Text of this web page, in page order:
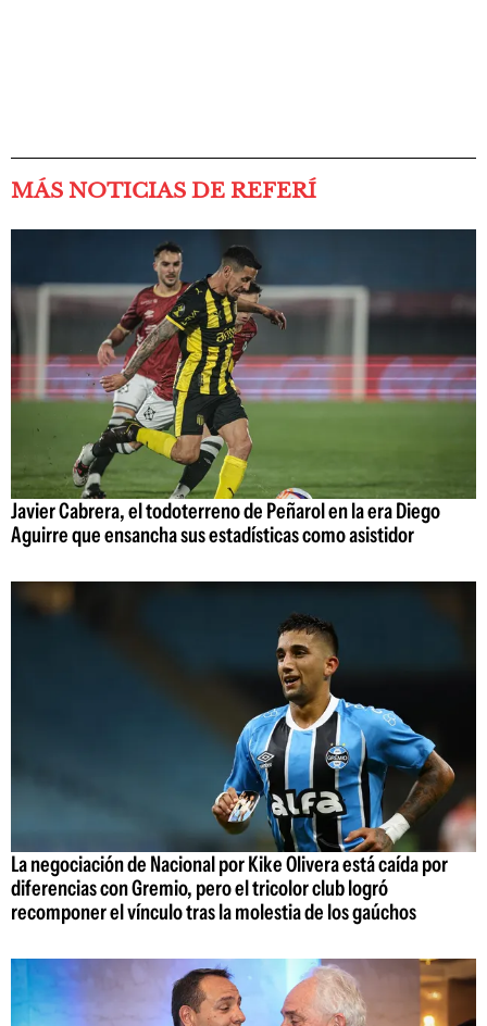
MÁS NOTICIAS DE REFERÍ
Javier Cabrera, el todoterreno de Peñarol en la era Diego
Aguirre que ensancha sus estadísticas como asistidor
La negociación de Nacional por Kike Olivera está caída por
diferencias con Gremio, pero el tricolor club logró
recomponer el vínculo tras la molestia de los gaúchos